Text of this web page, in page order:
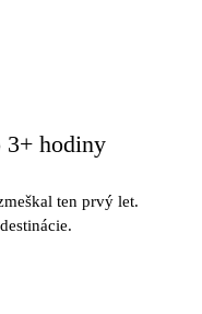
3+ hodiny
ten prvý let.